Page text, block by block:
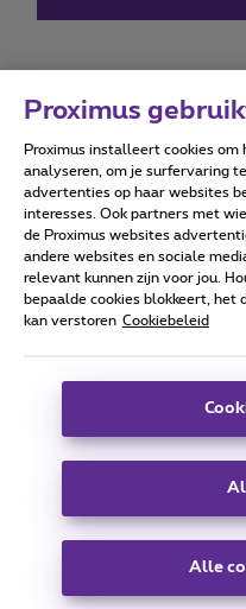
Forumvoorwaarden
Alle rechten voorbehouden. ©
Algemene voorwaarden,
Deze website is gecreëerd
Koning Albert II-laan 27 -
Carrier & Wholesale
|Sitemap
Proximus
Proximus installeert cookies
analyseren, om je surfervaring
advertenties op haar websites
interesses. Ook partners met
de Proximus websites
andere websites en sociale
relevant kunnen zijn voor jou.
bepaalde cookies blokkeert, het
kan verstoren Cookiebeleid
Alle